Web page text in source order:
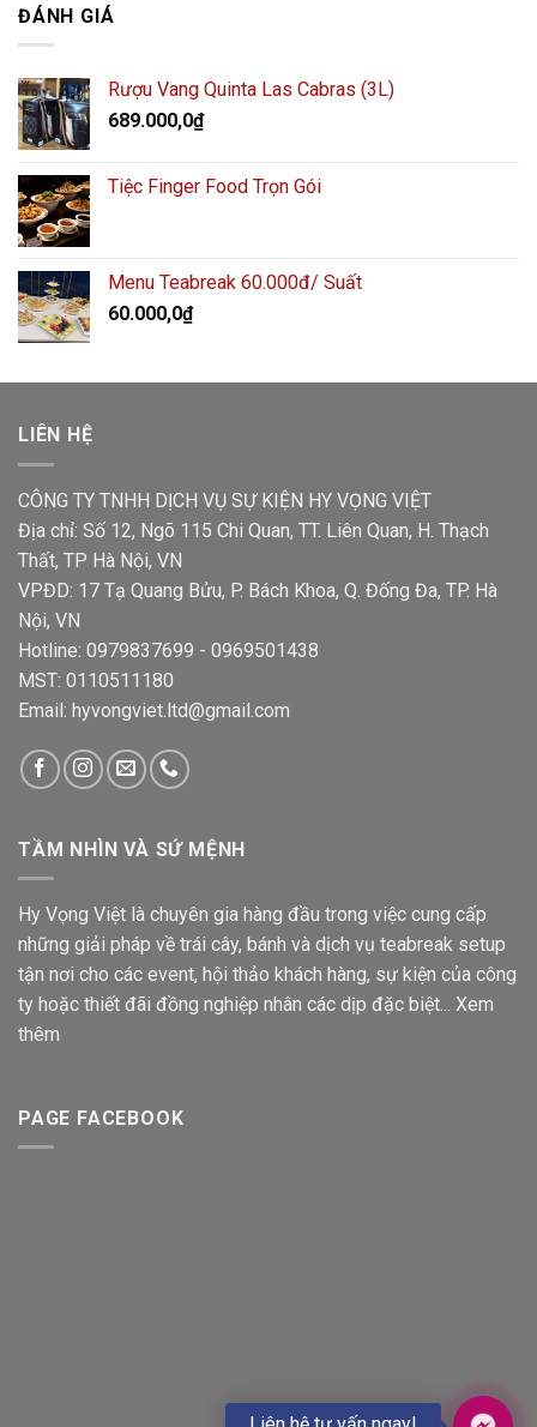
ĐÁNH GIÁ
Rượu Vang Quinta Las Cabras (3L)
689.000,0₫
Tiệc Finger Food Trọn Gói
Menu Teabreak 60.000đ/ Suất
60.000,0₫
LIÊN HỆ
CÔNG TY TNHH DỊCH VỤ SỰ KIỆN HY VỌNG VIỆT
Địa chỉ: Số 12, Ngõ 115 Chi Quan, TT. Liên Quan, H. Thạch
Thất, TP Hà Nội, VN
VPĐD: 17 Tạ Quang Bửu, P. Bách Khoa, Q. Đống Đa, TP. Hà
Nội, VN
Hotline: 0979837699 - 0969501438
MST: 0110511180
Email: hyvongviet.ltd@gmail.com
TẦM NHÌN VÀ SỨ MỆNH
Hy Vọng Việt là chuyên gia hàng đầu trong việc cung cấp
những giải pháp về trái cây, bánh và dịch vụ teabreak setup
tận nơi cho các event, hội thảo khách hàng, sự kiện của công
ty hoặc thiết đãi đồng nghiệp nhân các dịp đặc biệt... Xem
thêm
PAGE FACEBOOK